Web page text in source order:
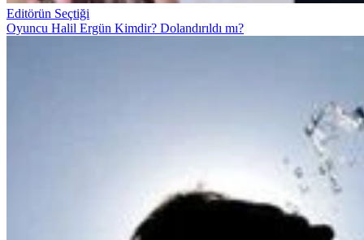
Editörün Seçtiği
Oyuncu Halil Ergün Kimdir? Dolandırıldı mı?